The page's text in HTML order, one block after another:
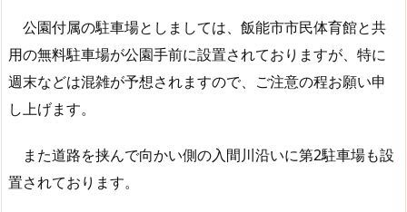
公園付属の駐車場としましては、飯能市市民体育館と共
用の無料駐車場が公園手前に設置されておりますが、特に
週末などは混雑が予想されますので、ご注意の程お願い申
し上げます。
また道路を挟んで向かい側の入間川沿いに第2駐車場も設
置されております。